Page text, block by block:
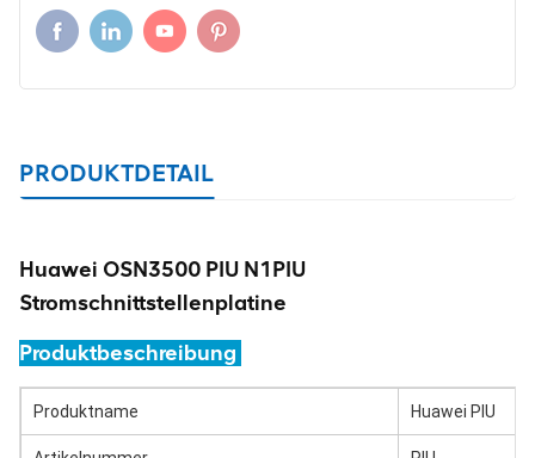
PRODUKTDETAIL
Huawei OSN3500 PIU N1PIU
Stromschnittstellenplatine
Produktbeschreibung
Produktname Huawei PIU